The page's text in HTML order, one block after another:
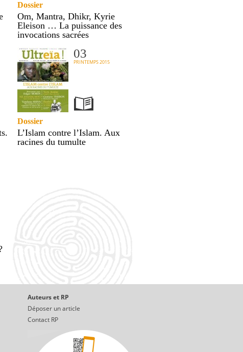
Dossier
Om, Mantra, Dhikr, Kyrie
Eleison … La puissance des
invocations sacrées
03
PRINTEMPS 2015
Dossier
L’Islam contre l’Islam. Aux
racines du tumulte
Auteurs et RP
Déposer un article
Contact RP